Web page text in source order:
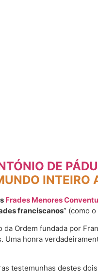
DE
INTEIRO
Frades Menores
franciscanos” (como
Ordem fundada por
Uma honra
testemunhas destes